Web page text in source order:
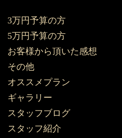
3万円予算の方
5万円予算の方
お客様から頂いた感想
その他
オススメプラン
ギャラリー
スタッフブログ
スタッフ紹介